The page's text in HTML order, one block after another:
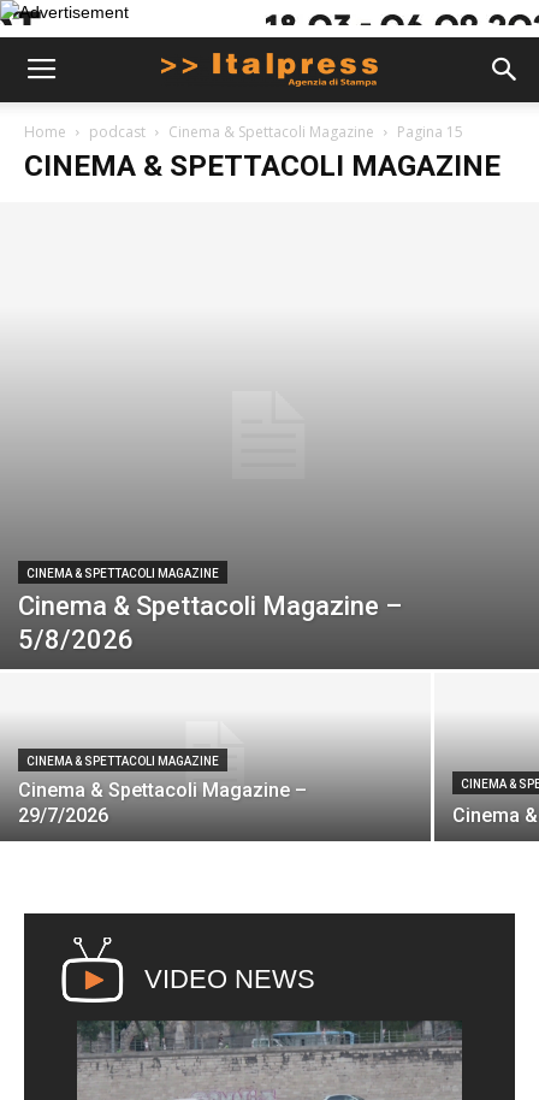
Home podcast Cinema & Spettacoli Magazine Pagina 15
CINEMA & SPETTACOLI MAGAZINE
CINEMA & SPETTACOLI MAGAZINE
Cinema & Spettacoli Magazine –
5/8/2026
CINEMA & SPETTACOLI MAGAZINE
Cinema & Spettacoli Magazine –
29/7/2026
CINEMA &
Cinema
VIDEO NEWS